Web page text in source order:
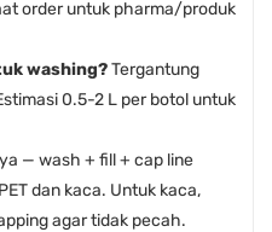
order untuk pharma/produk
washing?Tergantung
0.5-2 L per botol untuk
— wash + fill + cap line
dan kaca. Untuk kaca,
agar tidak pecah.